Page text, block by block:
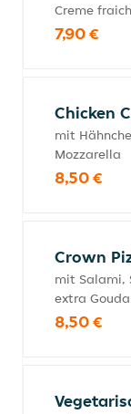
Creme
7,90 €
Chicken
mit
Mozzarella
8,50 €
Crown
mit Salami,
extra Gouda
8,50 €